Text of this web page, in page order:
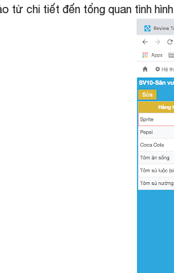
từ chi tiết đến tổng quan tình